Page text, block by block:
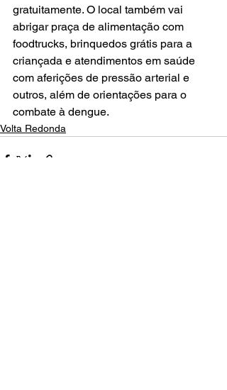
gratuitamente. O local também vai
abrigar praça de alimentação com
foodtrucks, brinquedos grátis para a
criançada e atendimentos em saúde
com aferições de pressão arterial e
outros, além de orientações para o
combate à dengue.
Volta Redonda